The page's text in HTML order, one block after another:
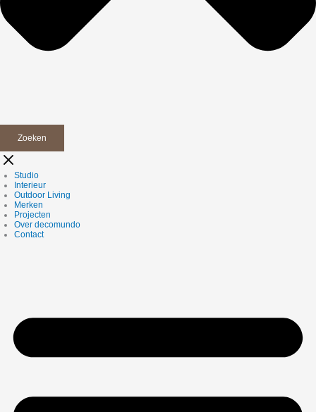
Zoeken
Studio
Interieur
Outdoor Living
Merken
Projecten
Over decomundo
Contact